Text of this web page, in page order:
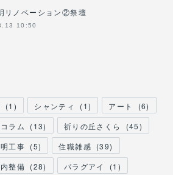
リノベーション②祭壇
10:50
(1 ) シャンティ (1) アート (6)
ラム (13) 祈りの丘さくら (45)
工事 (5) 住職雑感 (39)
整備 (28) パラグアイ (1 )